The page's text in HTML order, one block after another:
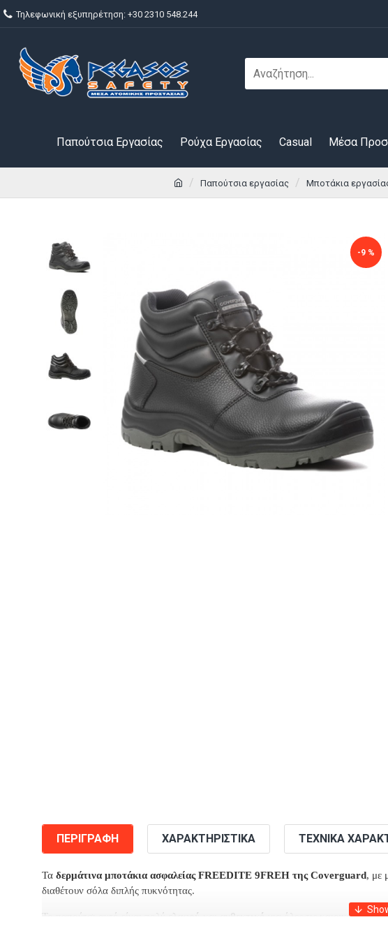
Τηλεφωνική εξυπηρέτηση: +30 2310 548.244
Παπούτσια Εργασίας Ρούχα Εργασίας Casual Μέσα
Παπούτσια εργασίας Μποτάκια
-9 %
ΠΕΡΙΓΡΑΦΉ ΧΑΡΑΚΤΗΡΙΣΤΙΚΆ ΤΕΧΝΙΚΆ
Τα δερμάτινα μποτάκια ασφαλείας FREEDITE 9FREH της Coverguard, με
διαθέτουν σόλα διπλής πυκνότητας.
Το παπούτσι αυτό είναι πολύ ελαφρύ ανθεκτικό για όλες τις καιρικές